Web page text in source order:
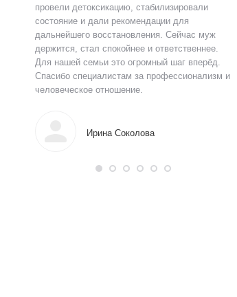
провели детоксикацию, стабилизировали
состояние и дали рекомендации для
дальнейшего восстановления. Сейчас муж
держится, стал спокойнее и ответственнее.
Для нашей семьи это огромный шаг вперёд.
Спасибо специалистам за профессионализм и
человеческое отношение.
Ирина Соколова